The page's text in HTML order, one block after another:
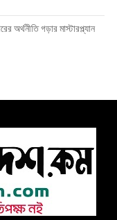
অর্থনীতি গড়ার মাস্টারপ্ল্যান